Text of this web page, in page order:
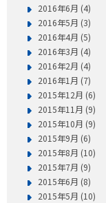
2016年6月 (4)
2016年5月 (3)
2016年4月 (5)
2016年3月 (4)
2016年2月 (4)
2016年1月 (7)
2015年12月 (6)
2015年11月 (9)
2015年10月 (9)
2015年9月 (6)
2015年8月 (10)
2015年7月 (9)
2015年6月 (8)
2015年5月 (10)